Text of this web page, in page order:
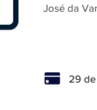
José da
29 de